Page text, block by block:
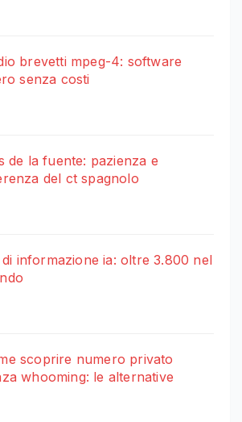
brevetti mpeg-4: software
senza costi
de la fuente: pazienza e
del ct spagnolo
di informazione ia: oltre 3.800 nel
scoprire numero privato
whooming: le alternative